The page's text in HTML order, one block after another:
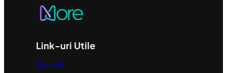
Link-uri Utile
Servicii